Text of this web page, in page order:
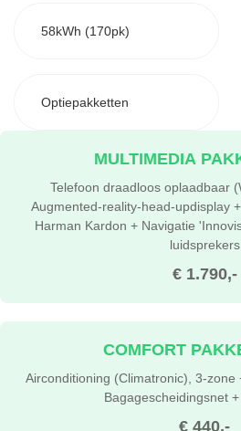
58kWh (170pk)
Optiepakketten
€ 1.790,-
MULTIMEDIA
Telefoon draadloos oplaadbaar
Augmented-reality-head-updisplay
Harman Kardon + Navigatie
luidsprekers
€ 440,-
COMFORT
Airconditioning (Climatronic), 3-
Bagagescheidingsnet